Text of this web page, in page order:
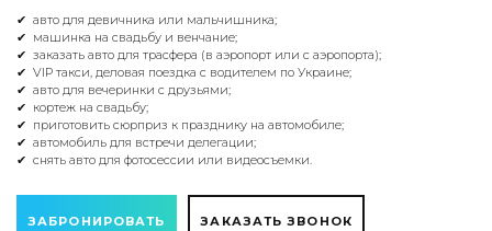
✔ авто для девичника или мальчишника;
✔ машинка на свадьбу и венчание;
✔ заказать авто для трасфера (в аэропорт или с аэропорта);
✔ VIP такси, деловая поездка с водителем по Украине;
✔ авто для вечеринки с друзьями;
✔ кортеж на свадьбу;
✔ приготовить сюрприз к празднику на автомобиле;
✔ автомобиль для встречи делегации;
✔ снять авто для фотосессии или видеосъемки.
ЗАБРОНИРОВАТЬ ЗАКАЗАТЬ ЗВОНОК